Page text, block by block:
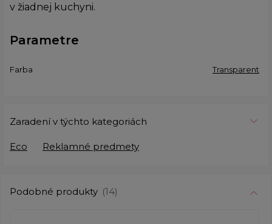
v žiadnej kuchyni.
Parametre
Farba Transparent
Zaradení v týchto kategoriách
Eco Reklamné predmety
Podobné produkty (14)